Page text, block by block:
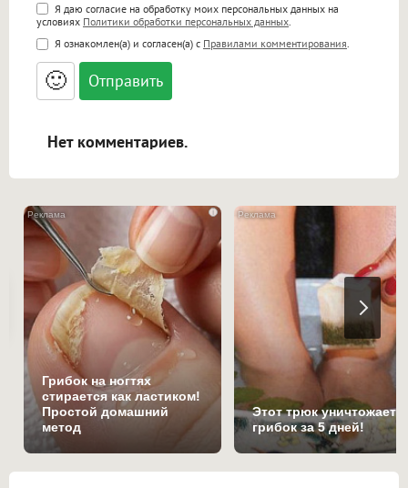
Поддержка HTML
<b>, <strong>, <u>, <i>, <em>, <s>, <big>,
<small>, <sup>, <sub>, <pre>, <ul>, <ol>, <li>,
<blockquote>, <code> экранирует HTML,
адреса URL автоматически становятся
ссылками, и [img]адрес[/img] будет
Я даю согласие на обработку моих персональных данных на
условиях Политики обработки персональных данных.
Я ознакомлен(а) и согласен(а) с Правилами комментирования.
🙂
Нет комментариев.
i
Грибок на ногтях
стирается как ластиком!
Простой домашний
метод
Этот трюк уничтожает
грибок за 5 дней!